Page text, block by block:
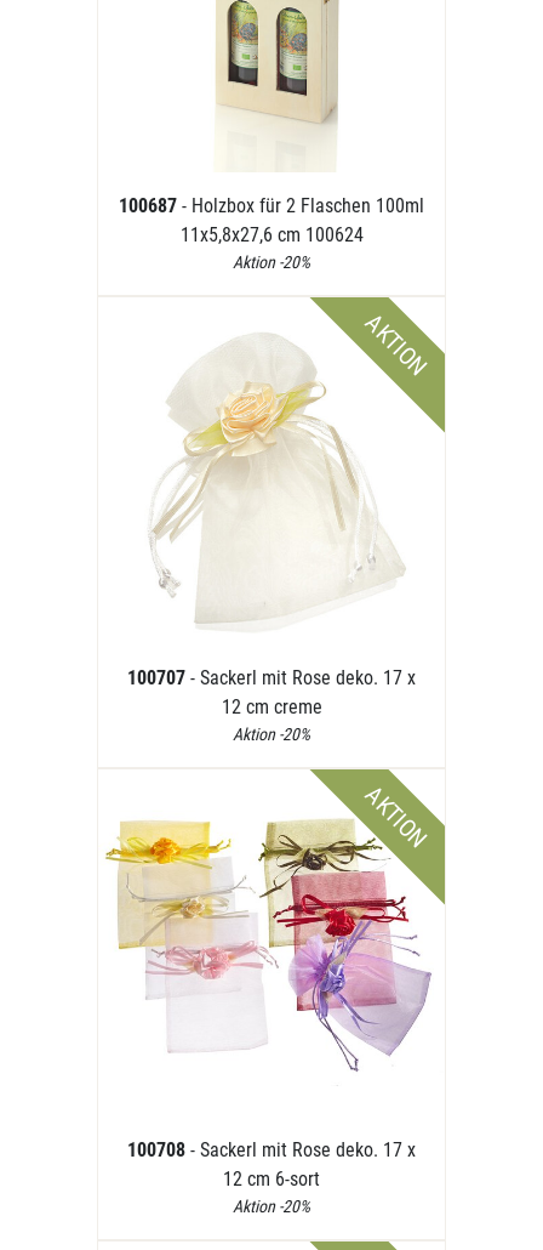
100687 - Holzbox für 2 Flaschen 100ml
11x5,8x27,6 cm 100624
Aktion -20%
AKTION
100707 - Sackerl mit Rose deko. 17 x
12 cm creme
Aktion -20%
AKTION
100708 - Sackerl mit Rose deko. 17 x
12 cm 6-sort
Aktion -20%